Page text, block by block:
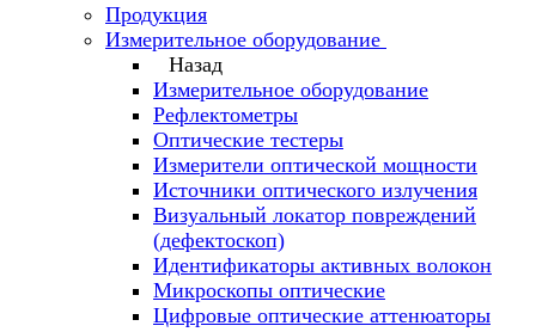
Продукция
Измерительное оборудование
Назад
Измерительное оборудование
Рефлектометры
Оптические тестеры
Измерители оптической мощности
Источники оптического излучения
Визуальный локатор повреждений
(дефектоскоп)
Идентификаторы активных волокон
Микроскопы оптические
Цифровые оптические аттенюаторы